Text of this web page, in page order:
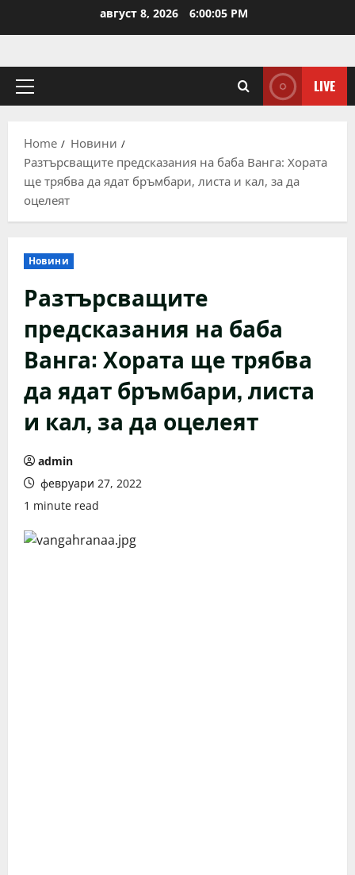
август 8, 2026 6:00:06 PM
Primary
LIVE
Home
Новини
Разтърсващите предсказания на баба Ванга: Хората
ще трябва да ядат бръмбари, листа и кал, за да
оцелеят
Новини
Разтърсващите
предсказания на баба
Ванга: Хората ще трябва
да ядат бръмбари, листа
и кал, за да оцелеят
admin
февруари 27, 2022
1 minute read